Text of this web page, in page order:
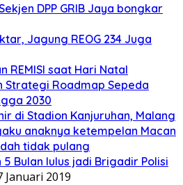
DPP GRIB Jaya bongkar
Jagung REOG 234 Juga
REMISI saat Hari Natal
Strategi Roadmap Sepeda
2030
di Stadion Kanjuruhan, Malang
anaknya ketempelan Macan
tidak pulang
Bulan lulus jadi Brigadir Polisi
Januari 2019